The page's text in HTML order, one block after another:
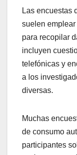
Las encuestas
suelen
para recopilar
incluyen
telefónicas y
a los
diversas.
Muchas
de consumo
participantes